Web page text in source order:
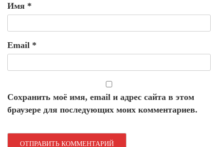
Имя *
Email *
Сохранить моё имя, email и адрес сайта в этом
браузере для последующих моих комментариев.